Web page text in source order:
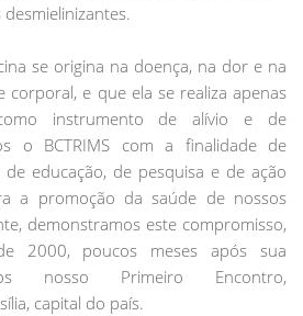
se origina na doença, na dor e na
corporal, e que ela se realiza apenas
instrumento de alívio e de
o BCTRIMS com a finalidade de
educação, de pesquisa e de ação
a promoção da saúde de nossos
demonstramos este compromisso,
2000, poucos meses após sua
nosso Primeiro Encontro,
capital do país.